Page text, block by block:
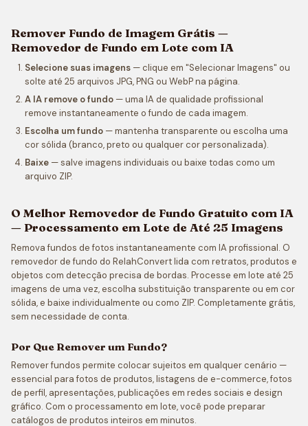
Remover Fundo de Imagem Grátis —
Removedor de Fundo em Lote com IA
Selecione suas imagens — clique em "Selecionar Imagens" ou
solte até 25 arquivos JPG, PNG ou WebP na página.
A IA remove o fundo — uma IA de qualidade profissional
remove instantaneamente o fundo de cada imagem.
Escolha um fundo — mantenha transparente ou escolha uma
cor sólida (branco, preto ou qualquer cor personalizada).
Baixe — salve imagens individuais ou baixe todas como um
arquivo ZIP.
O Melhor Removedor de Fundo Gratuito com IA
— Processamento em Lote de Até 25 Imagens
Remova fundos de fotos instantaneamente com IA profissional. O
removedor de fundo do RelahConvert lida com retratos, produtos e
objetos com detecção precisa de bordas. Processe em lote até 25
imagens de uma vez, escolha substituição transparente ou em cor
sólida, e baixe individualmente ou como ZIP. Completamente grátis,
sem necessidade de conta.
Por Que Remover um Fundo?
Remover fundos permite colocar sujeitos em qualquer cenário —
essencial para fotos de produtos, listagens de e-commerce, fotos
de perfil, apresentações, publicações em redes sociais e design
gráfico. Com o processamento em lote, você pode preparar
catálogos de produtos inteiros em minutos.